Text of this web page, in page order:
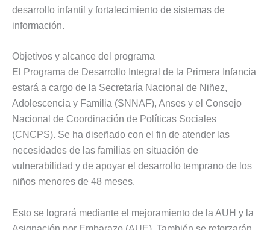
desarrollo infantil y fortalecimiento de sistemas de
información.
Objetivos y alcance del programa
El Programa de Desarrollo Integral de la Primera Infancia
estará a cargo de la Secretaría Nacional de Niñez,
Adolescencia y Familia (SNNAF), Anses y el Consejo
Nacional de Coordinación de Políticas Sociales
(CNCPS). Se ha diseñado con el fin de atender las
necesidades de las familias en situación de
vulnerabilidad y de apoyar el desarrollo temprano de los
niños menores de 48 meses.
Esto se logrará mediante el mejoramiento de la AUH y la